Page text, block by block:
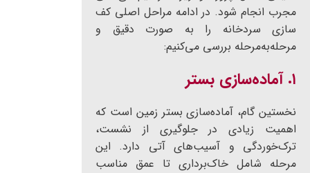
مجرب انجام شود. در ادامه مراحل اصلی کف
سازی سردخانه را به صورت دقیق و
مرحله‌به‌مرحله بررسی می‌کنیم:
۱. آماده‌سازی بستر
نخستین گام، آماده‌سازی بستر زمین است که
اهمیت زیادی در جلوگیری از نشست،
ترک‌خوردگی و آسیب‌های آتی دارد. این
مرحله شامل خاک‌برداری تا عمق مناسب